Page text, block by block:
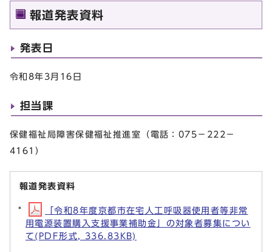
報道発表資料
発表日
令和8年3月16日
担当課
保健福祉局障害保健福祉推進室（電話：075－222－
4161）
報道発表資料
「令和8年度京都市在宅人工呼吸器使用者等非常
用電源装置購入支援事業補助金」の対象者募集につい
て(PDF形式, 336.83KB)